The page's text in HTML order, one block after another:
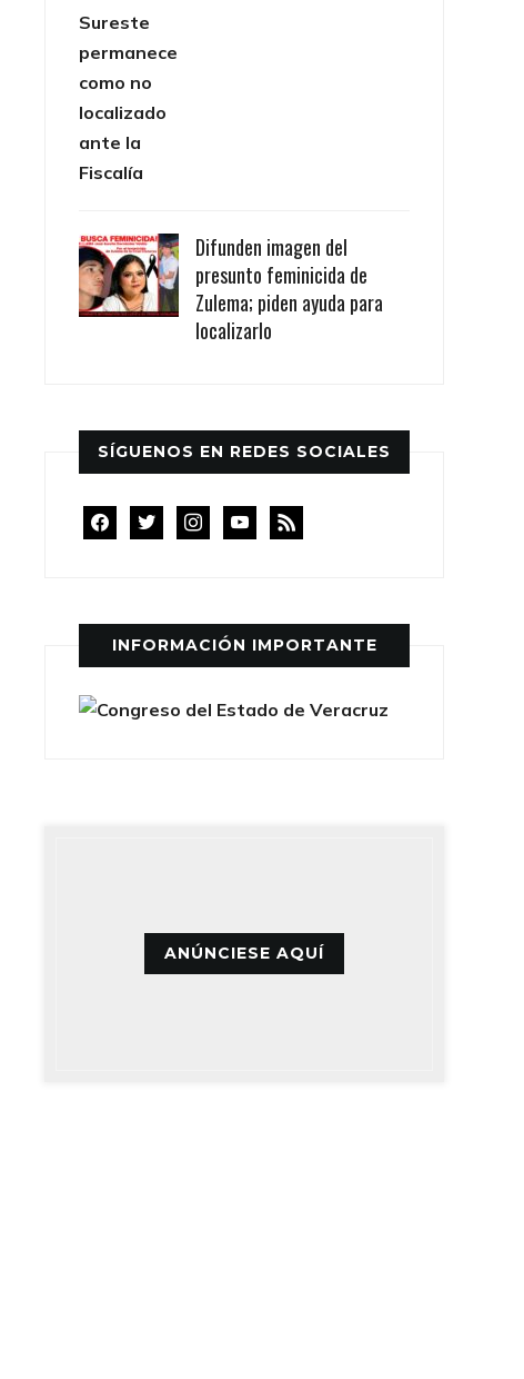
Difunden imagen del
presunto feminicida de
Zulema; piden ayuda para
localizarlo
SÍGUENOS EN REDES SOCIALES
facebooktwitterinstagramyoutube
rss
INFORMACIÓN IMPORTANTE
ANÚNCIESE AQUÍ